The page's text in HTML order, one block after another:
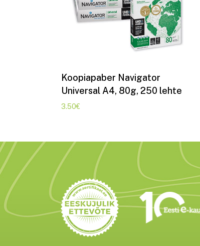
Lisa korvi
Koopiapaber Navigator
Universal A4, 80g, 250 lehte
3.50€